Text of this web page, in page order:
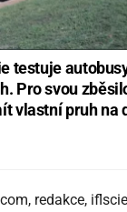
testuje
Pro svou
vlastní pruh na
redakce,